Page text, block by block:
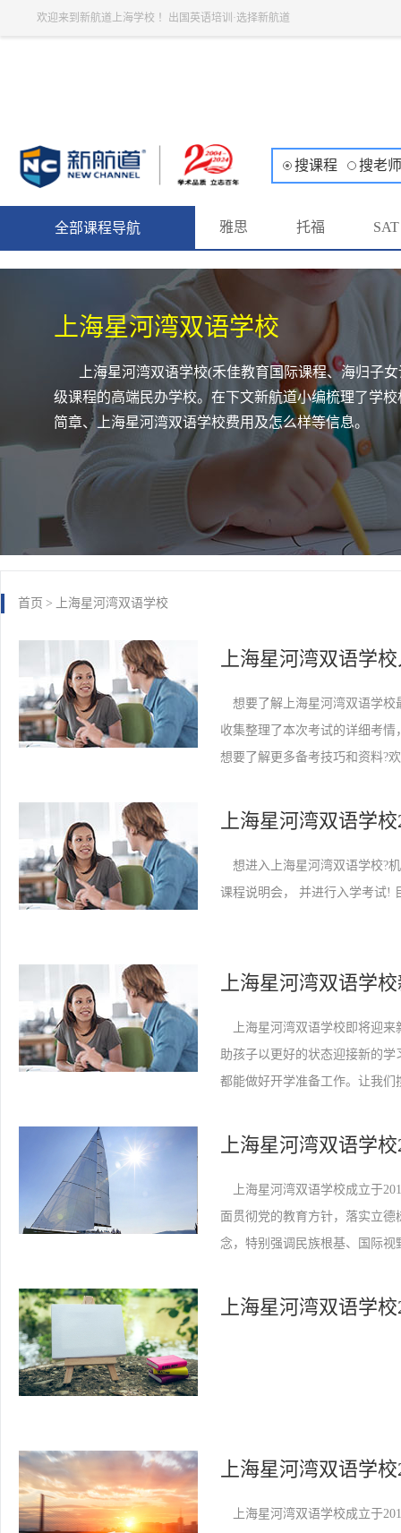
欢迎来到新航道上海学校 ！出国英语培训·选择新航道
搜课程 搜老师
全部课程导航 雅思 托福 SAT
上海星河湾双语学校
上海星河湾双语学校(禾佳教育国际课程、海归子
级课程的高端民办学校。在下文新航道小编梳理了学
简章、上海星河湾双语学校费用及怎么样等信息。
首页 > 上海星河湾双语学校
想要了解上海星河湾双语学校
收集整理了本次考试的详细考
想要了解更多备考技巧和资料?
想进入上海星河湾双语学校?
课程说明会， 并进行入学考试!
上海星河湾双语学校即将迎来
助孩子以更好的状态迎接新的
都能做好开学准备工作。让我
上海星河湾双语学校成立于
面贯彻党的教育方针，落实立德
念，特别强调民族根基、国际
上海星河湾双语学
上海星河湾双语学校成立于